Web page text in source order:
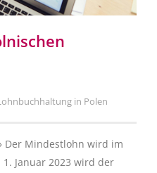
in Polen
Der Mindestlohn wird im
Januar 2023 wird der